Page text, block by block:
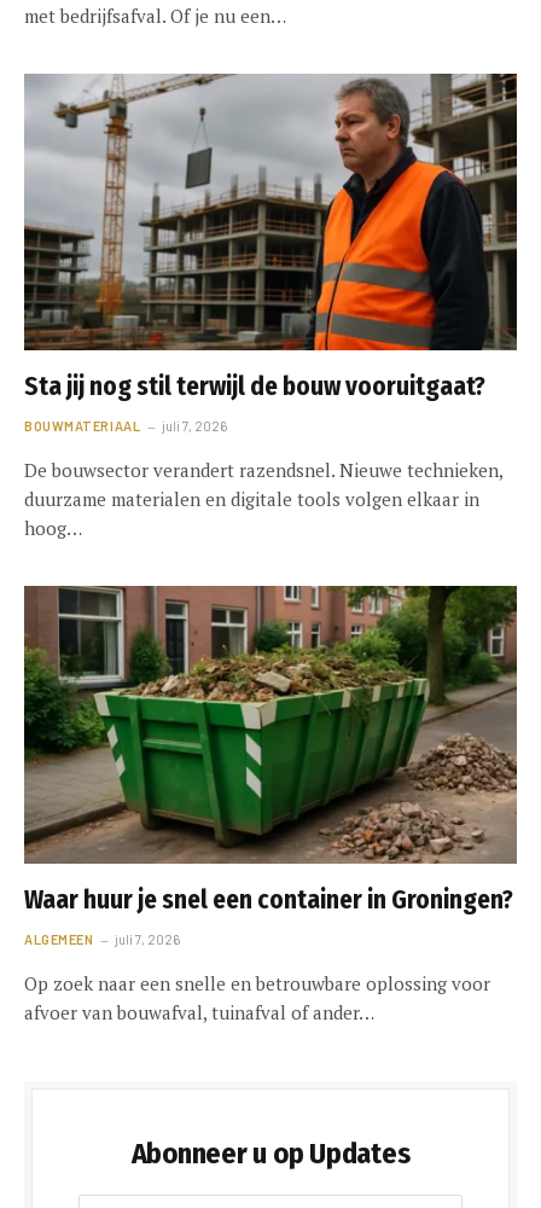
met bedrijfsafval. Of je nu een…
Sta jij nog stil terwijl de bouw vooruitgaat?
BOUWMATERIAAL juli 7, 2026
De bouwsector verandert razendsnel. Nieuwe technieken,
duurzame materialen en digitale tools volgen elkaar in
hoog…
Waar huur je snel een container in Groningen?
ALGEMEEN juli 7, 2026
Op zoek naar een snelle en betrouwbare oplossing voor
afvoer van bouwafval, tuinafval of ander…
Abonneer u op Updates